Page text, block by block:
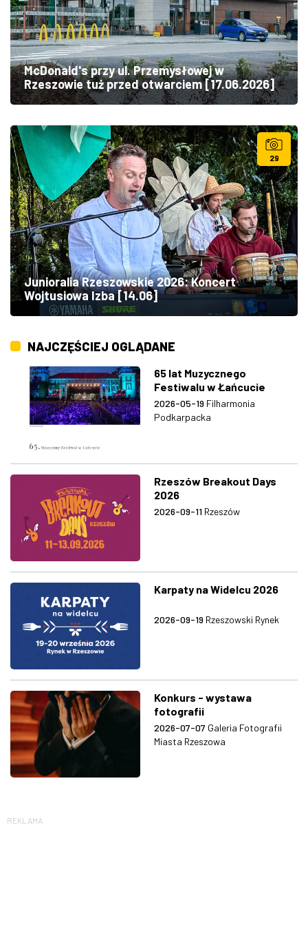
McDonald's przy ul. Przemysłowej w
Rzeszowie tuż przed otwarciem [17.06.2026]
29
Junioralia Rzeszowskie 2026: Koncert
Wojtusiowa Izba [14.06]
NAJCZĘŚCIEJ OGLĄDANE
65 lat Muzycznego
Festiwalu w Łańcucie
2026-05-19 Filharmonia
Podkarpacka
Rzeszów Breakout Days
2026
2026-09-11 Rzeszów
Karpaty na Widelcu 2026
2026-09-19 Rzeszowski Rynek
Konkurs - wystawa
fotografii
2026-07-07 Galeria Fotografii
Miasta Rzeszowa
REKLAMA